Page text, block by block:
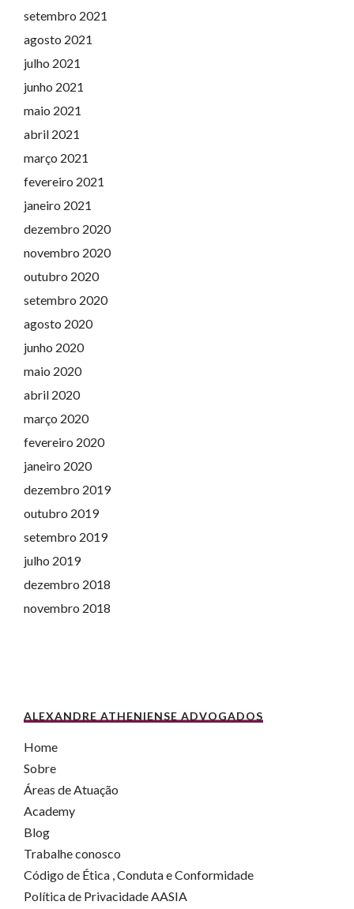
setembro 2021
agosto 2021
julho 2021
junho 2021
maio 2021
abril 2021
março 2021
fevereiro 2021
janeiro 2021
dezembro 2020
novembro 2020
outubro 2020
setembro 2020
agosto 2020
junho 2020
maio 2020
abril 2020
março 2020
fevereiro 2020
janeiro 2020
dezembro 2019
outubro 2019
setembro 2019
julho 2019
dezembro 2018
novembro 2018
ALEXANDRE ATHENIENSE ADVOGADOS
Home
Sobre
Áreas de Atuação
Academy
Blog
Trabalhe conosco
Código de Ética , Conduta e Conformidade
Política de Privacidade AASIA